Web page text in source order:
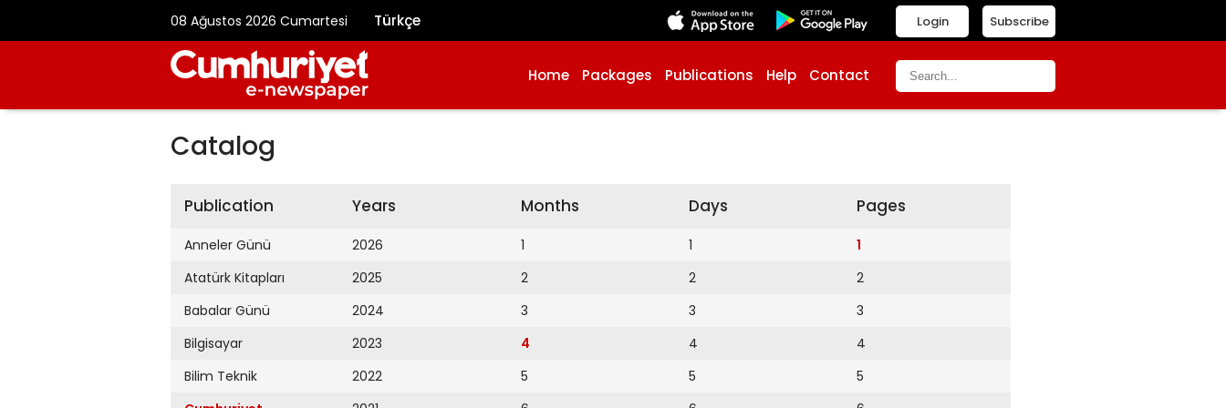
08 Ağustos 2026 Cumartesi Türkçe Subscribe
Login
Home Packages Publications Help Contact
Catalog
Publication
Anneler Günü
Atatürk Kitapları
Babalar Günü
Bilgisayar
Bilim Teknik
Years
2026
2025
2024
2023
2022
Months
1
2
3
4
5
Days
1
2
3
4
5
Pages
1
2
3
4
5